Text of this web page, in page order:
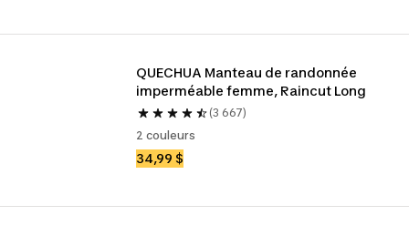
QUECHUA Manteau de randonnée
imperméable femme, Raincut Long
(3 667)
2 couleurs
34,99 $